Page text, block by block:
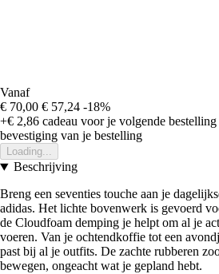
Vanaf
€ 70,00 € 57,24 -18%
+€ 2,86 cadeau voor je volgende bestelling
bevestiging van je bestelling
Loading...
Beschrijving
Breng een seventies touche aan je
adidas. Het lichte bovenwerk is gevoerd
de Cloudfoam demping je helpt om al je
voeren. Van je ochtendkoffie tot een
past bij al je outfits. De zachte rubberen
bewegen, ongeacht wat je gepland hebt.